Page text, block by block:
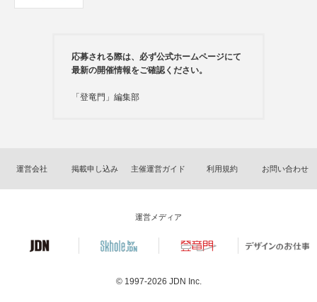
応募される際は、必ず公式ホームページにて
最新の開催情報をご確認ください。
「登竜門」編集部
運営会社 掲載申し込み 主催運営ガイド 利用規約 お問い合わせ
運営メディア
© 1997-2026 JDN Inc.